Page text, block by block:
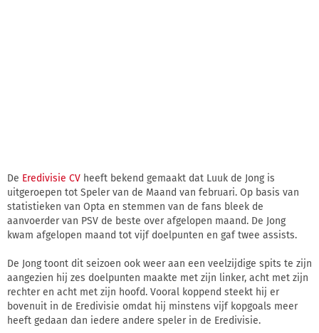
De Eredivisie CV heeft bekend gemaakt dat Luuk de Jong is
uitgeroepen tot Speler van de Maand van februari. Op basis van
statistieken van Opta en stemmen van de fans bleek de
aanvoerder van PSV de beste over afgelopen maand. De Jong
kwam afgelopen maand tot vijf doelpunten en gaf twee assists.
De Jong toont dit seizoen ook weer aan een veelzijdige spits te zijn
aangezien hij zes doelpunten maakte met zijn linker, acht met zijn
rechter en acht met zijn hoofd. Vooral koppend steekt hij er
bovenuit in de Eredivisie omdat hij minstens vijf kopgoals meer
heeft gedaan dan iedere andere speler in de Eredivisie.